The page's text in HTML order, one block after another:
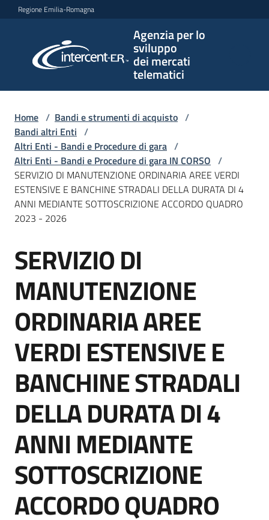
Vai al contenuto
Vai alla navigazione
Vai al footer
Regione Emilia-Romagna
Agenzia per lo
sviluppo
dei mercati
telematici
per lo
sviluppo
telematici
L'Agenzia
Bandi
strumenti
di
Supporto
Piattaforme
telematiche
English
site
Home / Bandi e strumenti di acquisto /
Bandi altri Enti /
Altri Enti - Bandi e Procedure di gara /
Altri Enti - Bandi e Procedure di gara IN CORSO /
SERVIZIO DI MANUTENZIONE ORDINARIA AREE VERDI
ESTENSIVE E BANCHINE STRADALI DELLA DURATA DI 4
ANNI MEDIANTE SOTTOSCRIZIONE ACCORDO QUADRO
2023 - 2026
Salta al contenuto
SERVIZIO DI
MANUTENZIONE
ORDINARIA AREE
VERDI ESTENSIVE E
BANCHINE STRADALI
DELLA DURATA DI 4
ANNI MEDIANTE
SOTTOSCRIZIONE
ACCORDO QUADRO